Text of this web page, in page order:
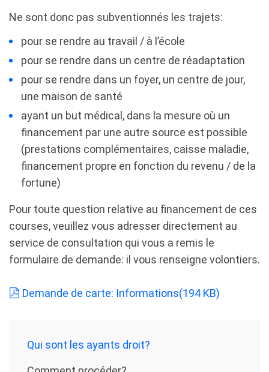
Ne sont donc pas subventionnés les trajets:
pour se rendre au travail / à l’école
pour se rendre dans un centre de réadaptation
pour se rendre dans un foyer, un centre de jour,
une maison de santé
ayant un but médical, dans la mesure où un
financement par une autre source est possible
(prestations complémentaires, caisse maladie,
financement propre en fonction du revenu / de la
fortune)
Pour toute question relative au financement de ces
courses, veuillez vous adresser directement au
service de consultation qui vous a remis le
formulaire de demande: il vous renseigne volontiers.
pdf
Demande de carte: Informations(194 KB)
Qui sont les ayants droit?